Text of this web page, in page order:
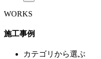
WORKS
施工事例
カテゴリから選ぶ